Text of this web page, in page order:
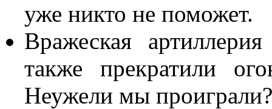
уже никто не поможет.
Вражеская
также прекратили
Неужели мы проиграли?